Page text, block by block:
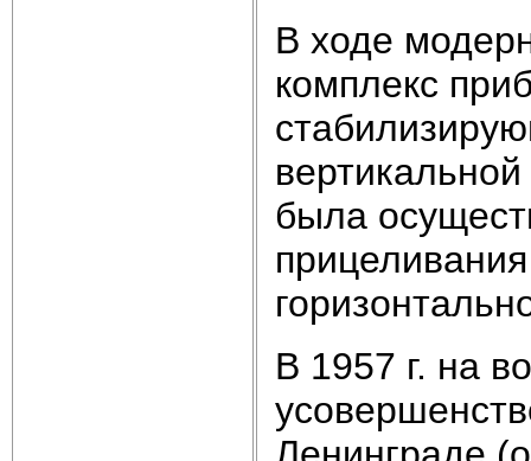
В ходе
комплекс
была
В 1957 г. на